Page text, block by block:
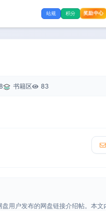
站规 积分 奖励中心
书籍区 83
用户发布的网盘链接介绍帖。本